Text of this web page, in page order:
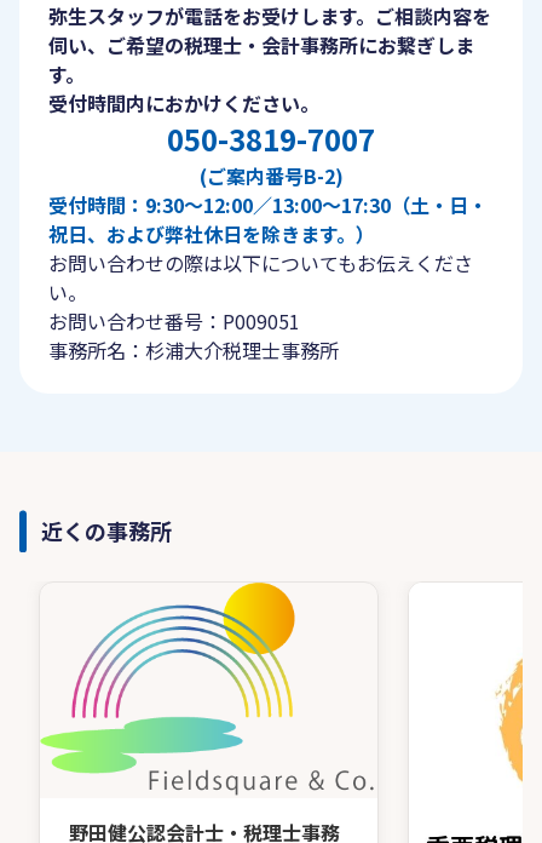
弥生スタッフが電話をお受けします。ご相談内容を
伺い、ご希望の税理士・会計事務所にお繋ぎしま
す。
受付時間内におかけください。
050-3819-7007
(ご案内番号B-2)
受付時間：9:30〜12:00／13:00〜17:30（土・日・
祝日、および弊社休日を除きます。）
お問い合わせの際は以下についてもお伝えくださ
い。
お問い合わせ番号：P009051
事務所名：杉浦大介税理士事務所
近くの事務所
野田健公認会計士・税理士事務